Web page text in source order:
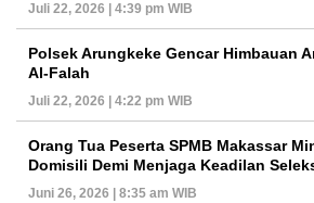
Juli 22, 2026 | 4:39 pm WIB
Polsek Arungkeke Gencar Himbauan
Al-Falah
Juli 22, 2026 | 4:22 pm WIB
Orang Tua Peserta SPMB Makassar
Domisili Demi Menjaga Keadilan
Juni 26, 2026 | 8:35 am WIB